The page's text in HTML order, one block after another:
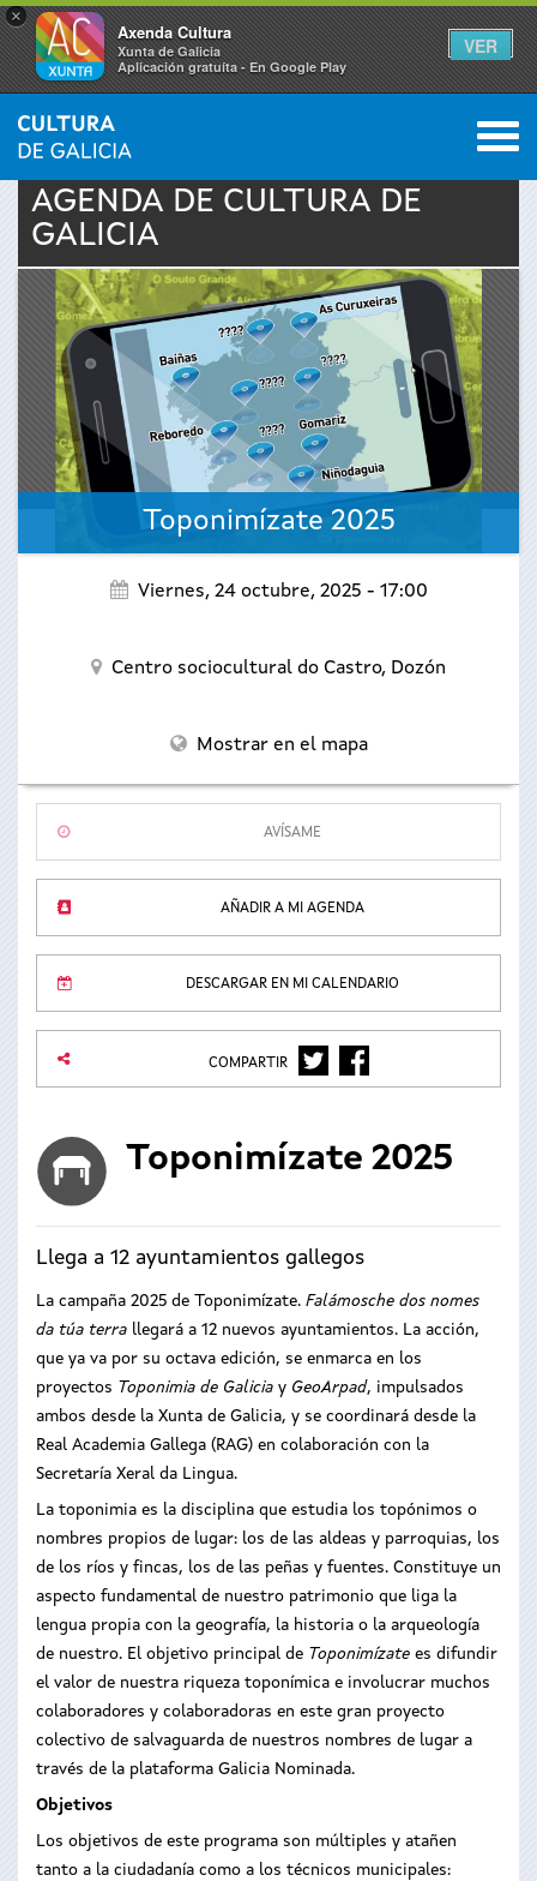
×
Axenda Cultura
Xunta de Galicia
Aplicación gratuíta - En Google Play
VER
Se
encuentra
usted
aquí
INICIO › ACTUALIDAD 0
AGENDA DE CULTURA DE
GALICIA
Toponimízate 2025
Viernes, 24 octubre, 2025 - 17:00
Centro sociocultural do Castro, Dozón
Mostrar en el mapa
AVÍSAME
AÑADIR A MI AGENDA
DESCARGAR EN MI CALENDARIO
COMPARTIR TWITTERFACEBOOK
Toponimízate 2025
Llega a 12 ayuntamientos gallegos
La campaña 2025 de Toponimízate. Falámosche dos nomes
da túa terra llegará a 12 nuevos ayuntamientos. La acción,
que ya va por su octava edición, se enmarca en los
proyectos Toponimia de Galicia y GeoArpad, impulsados
ambos desde la Xunta de Galicia, y se coordinará desde la
Real Academia Gallega (RAG) en colaboración con la
Secretaría Xeral da Lingua.
La toponimia es la disciplina que estudia los topónimos o
nombres propios de lugar: los de las aldeas y parroquias, los
de los ríos y fincas, los de las peñas y fuentes. Constituye un
aspecto fundamental de nuestro patrimonio que liga la
lengua propia con la geografía, la historia o la arqueología
de nuestro. El objetivo principal de Toponimízate es difundir
el valor de nuestra riqueza toponímica e involucrar muchos
colaboradores y colaboradoras en este gran proyecto
colectivo de salvaguarda de nuestros nombres de lugar a
través de la plataforma Galicia Nominada.
Objetivos
Los objetivos de este programa son múltiples y atañen
tanto a la ciudadanía como a los técnicos municipales: